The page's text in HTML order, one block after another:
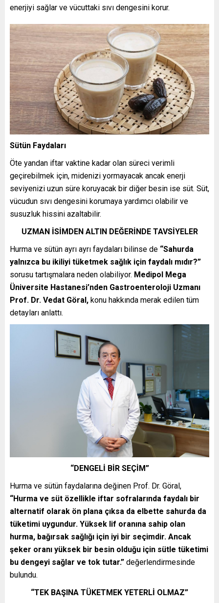
enerjiyi sağlar ve vücuttaki sıvı dengesini korur.
Sütün Faydaları
Öte yandan iftar vaktine kadar olan süreci verimli
geçirebilmek için, midenizi yormayacak ancak enerji
seviyenizi uzun süre koruyacak bir diğer besin ise süt. Süt,
vücudun sıvı dengesini korumaya yardımcı olabilir ve
susuzluk hissini azaltabilir.
UZMAN İSİMDEN ALTIN DEĞERİNDE TAVSİYELER
Hurma ve sütün ayrı ayrı faydaları bilinse de “Sahurda
yalnızca bu ikiliyi tüketmek sağlık için faydalı mıdır?”
sorusu tartışmalara neden olabiliyor. Medipol Mega
Üniversite Hastanesi’nden Gastroenteroloji Uzmanı
Prof. Dr. Vedat Göral, konu hakkında merak edilen tüm
detayları anlattı.
“DENGELİ BİR SEÇİM”
Hurma ve sütün faydalarına değinen Prof. Dr. Göral,
“Hurma ve süt özellikle iftar sofralarında faydalı bir
alternatif olarak ön plana çıksa da elbette sahurda da
tüketimi uygundur. Yüksek lif oranına sahip olan
hurma, bağırsak sağlığı için iyi bir seçimdir. Ancak
şeker oranı yüksek bir besin olduğu için sütle tüketimi
bu dengeyi sağlar ve tok tutar.” değerlendirmesinde
bulundu.
“TEK BAŞINA TÜKETMEK YETERLİ OLMAZ”